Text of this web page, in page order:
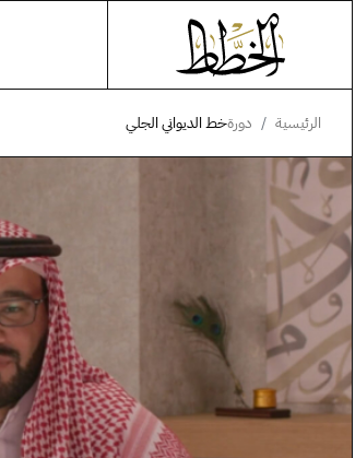
الرئيسية دورةخط الديواني الجلي